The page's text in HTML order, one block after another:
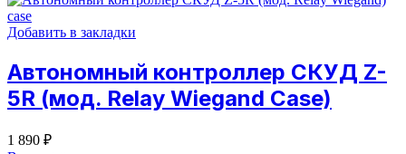
Добавить в закладки
Автономный контроллер СКУД Z-
5R (мод. Relay Wiegand Case)
1 890 ₽